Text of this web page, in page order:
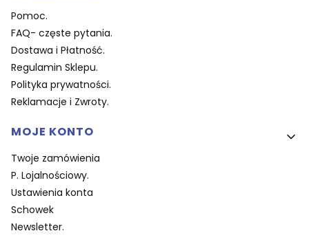
Pomoc.
FAQ- częste pytania.
Dostawa i Płatność.
Regulamin Sklepu.
Polityka prywatności.
Reklamacje i Zwroty.
MOJE KONTO
Twoje zamówienia
P. Lojalnościowy.
Ustawienia konta
Schowek
Newsletter.